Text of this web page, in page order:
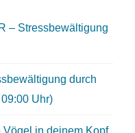
– Stressbewältigung
durch
Uhr)
Vögel in deinem Kopf